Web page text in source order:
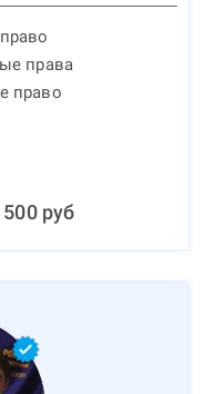
права
право
500руб